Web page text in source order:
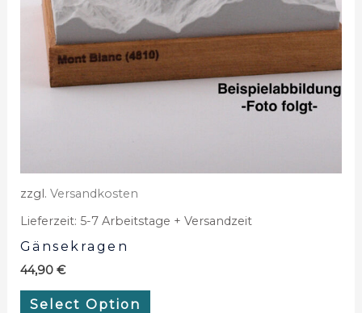
zzgl. Versandkosten
Lieferzeit: 5-7 Arbeitstage + Versandzeit
Gänsekragen
44,90 €
Select Option